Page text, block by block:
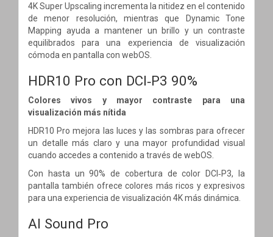
4K Super Upscaling incrementa la nitidez en el contenido
de menor resolución, mientras que Dynamic Tone
Mapping ayuda a mantener un brillo y un contraste
equilibrados para una experiencia de visualización
cómoda en pantalla con webOS.
HDR10 Pro con DCI‑P3 90%
Colores vivos y mayor contraste para una
visualización más nítida
HDR10 Pro mejora las luces y las sombras para ofrecer
un detalle más claro y una mayor profundidad visual
cuando accedes a contenido a través de webOS.
Con hasta un 90% de cobertura de color DCI‑P3, la
pantalla también ofrece colores más ricos y expresivos
para una experiencia de visualización 4K más dinámica.
AI Sound Pro